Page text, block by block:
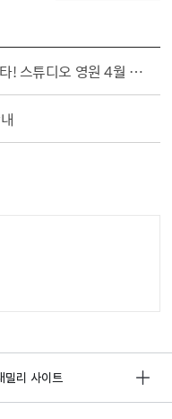
★ 내가 바로 라이브 스타! 스튜디오 영원 4월 기본 미디어 콘텐츠 제작 프로그램 운영 ★
밀리 사이트